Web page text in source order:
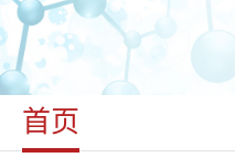
首页